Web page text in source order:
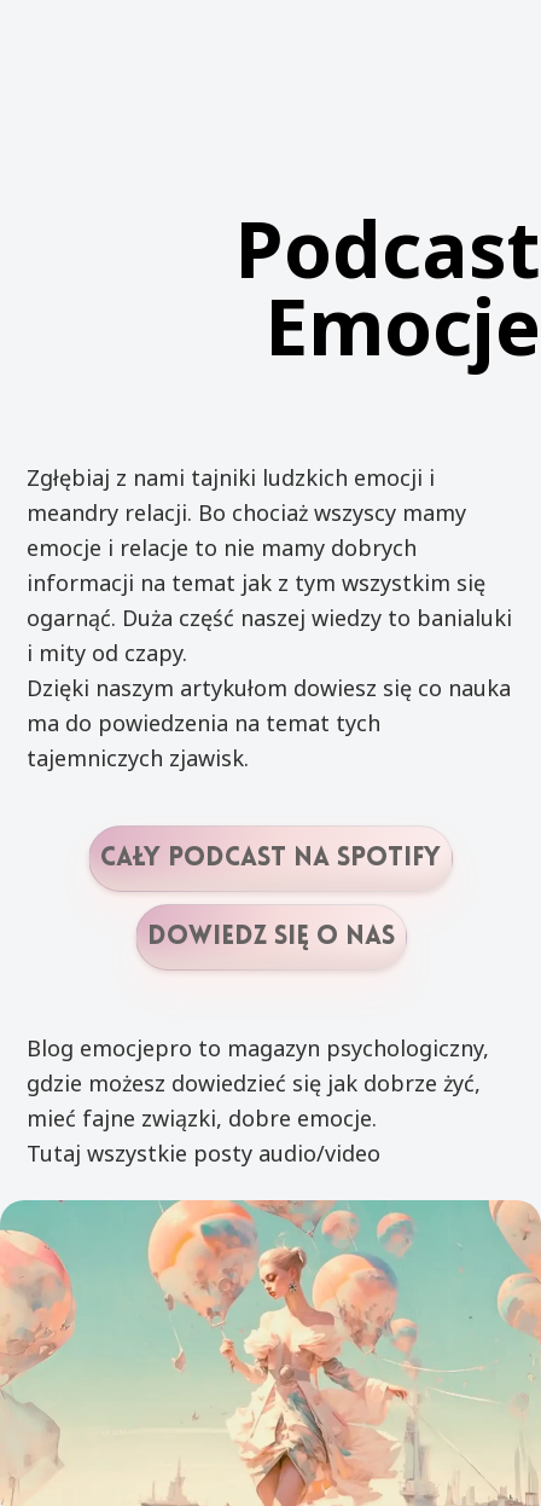
Podcast
Emocje
Zgłębiaj z nami tajniki ludzkich emocji i
meandry relacji. Bo chociaż wszyscy mamy
emocje i relacje to nie mamy dobrych
informacji na temat jak z tym wszystkim się
ogarnąć. Duża część naszej wiedzy to banialuki
i mity od czapy.
Dzięki naszym artykułom dowiesz się co nauka
ma do powiedzenia na temat tych
tajemniczych zjawisk.
cały podcast na Spotify
dowiedz się o nas
Blog emocjepro to magazyn psychologiczny,
gdzie możesz dowiedzieć się jak dobrze żyć,
mieć fajne związki, dobre emocje.
Tutaj wszystkie posty audio/video